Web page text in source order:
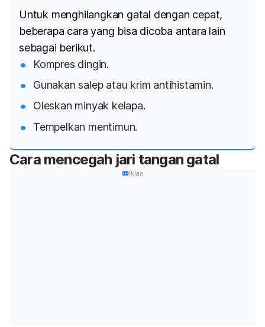
Untuk menghilangkan gatal dengan cepat,
beberapa cara yang bisa dicoba antara lain
sebagai berikut.
Kompres dingin.
Gunakan salep atau krim antihistamin.
Oleskan minyak kelapa.
Tempelkan mentimun.
Cara mencegah jari tangan gatal
Iklan